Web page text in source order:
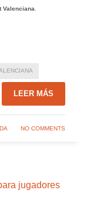
Valenciana.
LEER MÁS
NO COMMENTS
jugadores